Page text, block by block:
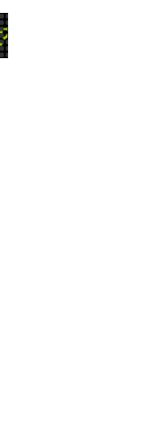
的县志或